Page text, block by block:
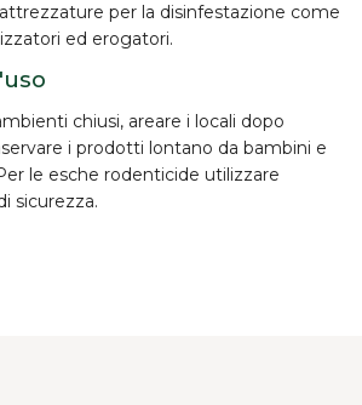
attrezzature per la disinfestazione come
ed erogatori.
chiusi, areare i locali dopo
i prodotti lontano da bambini e
le esche rodenticide utilizzare
sicurezza.